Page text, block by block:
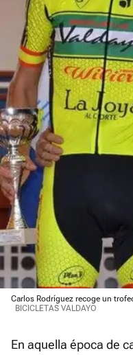
Carlos Rodríguez recoge un
BICICLETAS VALDAYO
En aquella época de